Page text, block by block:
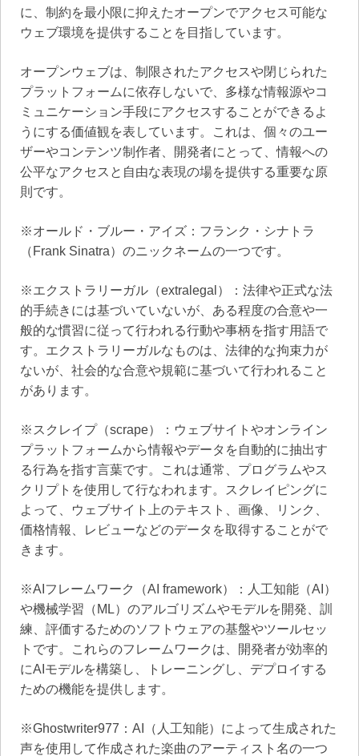
に、制約を最小限に抑えたオープンでアクセス可能な
ウェブ環境を提供することを目指しています。
オープンウェブは、制限されたアクセスや閉じられた
プラットフォームに依存しないで、多様な情報源やコ
ミュニケーション手段にアクセスすることができるよ
うにする価値観を表しています。これは、個々のユー
ザーやコンテンツ制作者、開発者にとって、情報への
公平なアクセスと自由な表現の場を提供する重要な原
則です。
※オールド・ブルー・アイズ：フランク・シナトラ
（Frank Sinatra）のニックネームの一つです。
※エクストラリーガル（extralegal）：法律や正式な法
的手続きには基づいていないが、ある程度の合意や一
般的な慣習に従って行われる行動や事柄を指す用語で
す。エクストラリーガルなものは、法律的な拘束力が
ないが、社会的な合意や規範に基づいて行われること
があります。
※スクレイプ（scrape）：ウェブサイトやオンライン
プラットフォームから情報やデータを自動的に抽出す
る行為を指す言葉です。これは通常、プログラムやス
クリプトを使用して行なわれます。スクレイピングに
よって、ウェブサイト上のテキスト、画像、リンク、
価格情報、レビューなどのデータを取得することがで
きます。
※AIフレームワーク（AI framework）：人工知能（AI）
や機械学習（ML）のアルゴリズムやモデルを開発、訓
練、評価するためのソフトウェアの基盤やツールセッ
トです。これらのフレームワークは、開発者が効率的
にAIモデルを構築し、トレーニングし、デプロイする
ための機能を提供します。
※Ghostwriter977：AI（人工知能）によって生成された
声を使用して作成された楽曲のアーティスト名の一つ